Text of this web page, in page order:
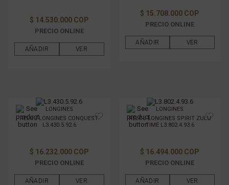
$ 14.530.000 COP
PRECIO ONLINE
AÑADIR VER
$ 15.708.000 COP
PRECIO ONLINE
AÑADIR VER
LONGINES
RELOJ LONGINES CONQUEST
L3.430.5.92.6
$ 16.232.000 COP
PRECIO ONLINE
AÑADIR VER
LONGINES
RELOJ LONGINES SPIRIT ZULU
TIME L3.802.4.93.6
$ 16.494.000 COP
PRECIO ONLINE
AÑADIR VER